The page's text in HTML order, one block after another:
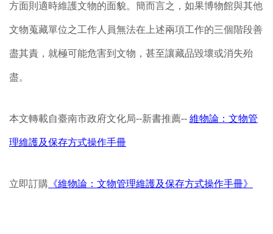
方面則適時維護文物的面貌。簡而言之，如果博物館與其他
文物蒐藏單位之工作人員無法在上述兩項工作的三個階段善
盡其責，就極可能危害到文物，甚至讓藏品毀壞或消失殆
盡。
本文轉載自臺南市政府文化局--新書推薦-- 維物論：文物管
理維護及保存方式操作手冊
立即訂購 《維物論：文物管理維護及保存方式操作手冊》